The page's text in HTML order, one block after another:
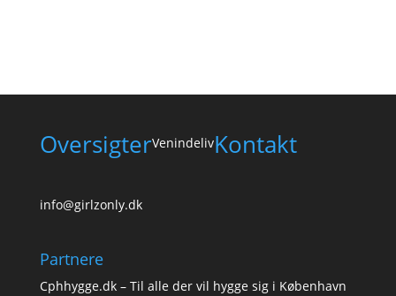
OversigterVenindelivKontakt
info@girlzonly.dk
Partnere
Cphhygge.dk– Til alle der vil hygge sig i København